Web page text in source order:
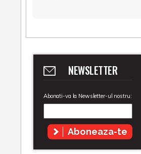
NEWSLETTER
Abonati-va la Newsletter-ul nostru:
Aboneaza-te